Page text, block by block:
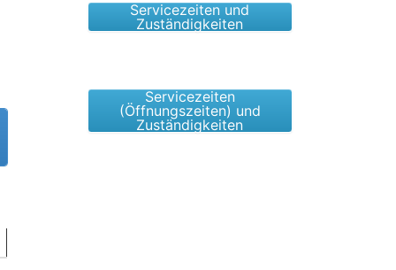
Servicezeiten und
Zuständigkeiten
Servicezeiten
(Öffnungszeiten) und
Zuständigkeiten